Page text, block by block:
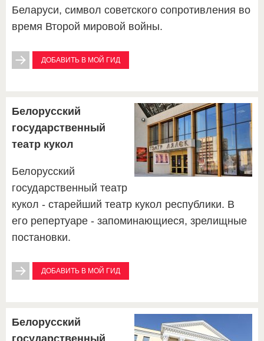
Беларуси, символ советского сопротивления во
время Второй мировой войны.
ДОБАВИТЬ В МОЙ ГИД
Белорусский
государственный
театр кукол
Белорусский
государственный театр
кукол - старейший театр кукол республики. В
его репертуаре - запоминающиеся, зрелищные
постановки.
ДОБАВИТЬ В МОЙ ГИД
Белорусский
государственный